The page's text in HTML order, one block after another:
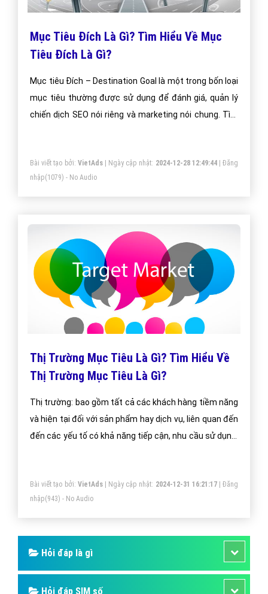
Mục Tiêu Đích Là Gì? Tìm Hiểu Về Mục
Tiêu Đích Là Gì?
Mục tiêu Đích – Destination Goal là một trong bốn loại
mục tiêu thường được sử dụng để đánh giá, quản lý
chiến dịch SEO nói riêng và marketing nói chung. Tìm
Bài viết tạo bởi: VietAds| Ngày cập nhật: 2024-12-28 12:49:44|Đăng
nhập(1079) - No Audio
Thị Trường Mục Tiêu Là Gì? Tìm Hiểu Về
Thị Trường Mục Tiêu Là Gì?
Thị trường: bao gồm tất cả các khách hàng tiềm năng
và hiện tại đối với sản phẩm hay dịch vụ, liên quan đến
đến các yếu tố có khả năng tiếp cận, nhu cầu sử dụng,
mua, đem lại giá trị cho 2 bên.
Bài viết tạo bởi: VietAds| Ngày cập nhật: 2024-12-31 16:21:17|Đăng
nhập(943) - No Audio
Hỏi đáp là gì
Hỏi đáp SIM số